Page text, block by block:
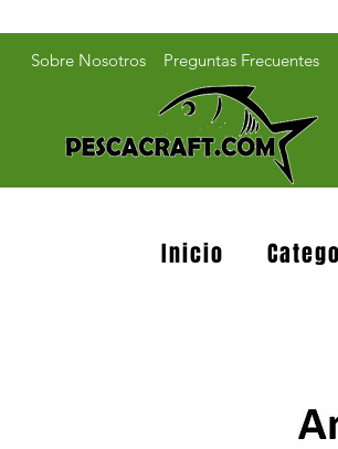
Sobre Nosotros Preguntas Frecuentes
Inicio